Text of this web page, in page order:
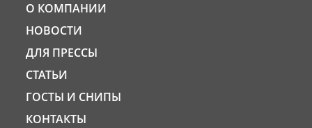
О КОМПАНИИ
НОВОСТИ
ДЛЯ ПРЕССЫ
СТАТЬИ
ГОСТЫ И СНИПЫ
КОНТАКТЫ